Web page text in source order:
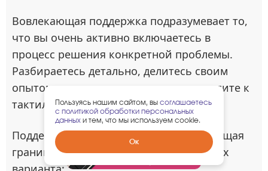
Вовлекающая поддержка подразумевает то,
что вы очень активно включаетесь в
процесс решения конкретной проблемы.
Разбираетесь детально, делитесь своим
опытом и видением ситуации, переходите к
тактильной помощи.
Поддержка близкому человеку, уважающая
границы, подразумевает два возможных
Забрать
гарантированный
Пользуясь нашим сайтом, вы соглашаетесь
с политикой обработки персональных
данных и тем, что мы используем cookie.
Ок